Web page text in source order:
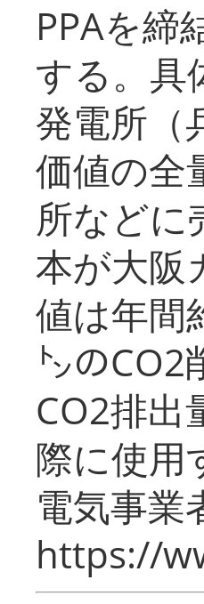
PPAを締
する。具
発電所（
価値の全
所などに
本が大阪
値は年間
㌧の
CO2排出
際に使用
電気事業
https://